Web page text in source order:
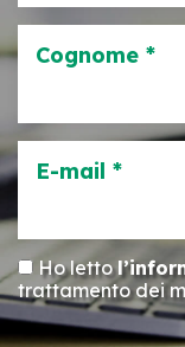
Cognome *
E-mail *
Ho letto
trattamento dei